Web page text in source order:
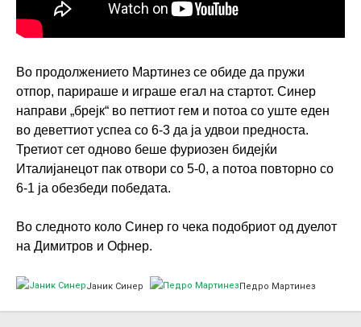
Во продолжението Мартинез се обиде да пружи
отпор, парираше и играше егал на стартот. Синер
направи „брејк“ во петтиот гем и потоа со уште еден
во деветтиот успеа со 6-3 да ја удвои предноста.
Третиот сет одново беше фуриозен бидејќи
Италијанецот пак отвори со 5-0, а потоа повторно со
6-1 ја обезбеди победата.
Во следното коло Синер го чека подобриот од дуелот
на Димитров и Офнер.
Јаник Синер Педро Мартинез